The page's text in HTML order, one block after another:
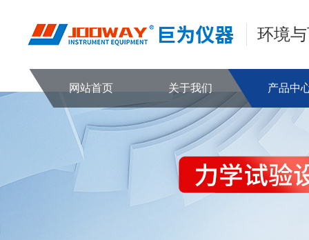
环境
网站首页 关于我们 产品中